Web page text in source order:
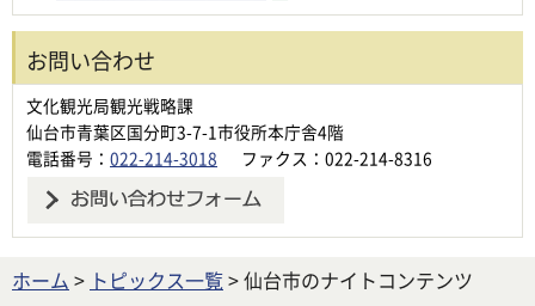
お問い合わせ
文化観光局観光戦略課
仙台市青葉区国分町3-7-1市役所本庁舎4階
電話番号： 022-214-3018 ファクス：022-214-8316
ホーム > トピックス一覧> 仙台市のナイトコンテンツ